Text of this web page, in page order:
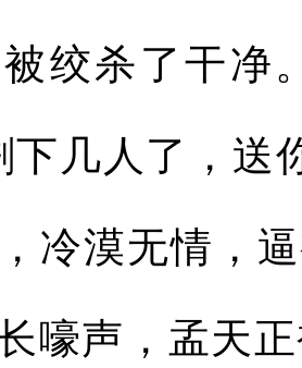
绞杀了干净
下几人了，送
冷漠无情，
嚎声，孟天